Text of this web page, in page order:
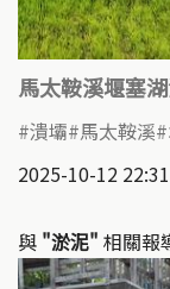
馬太鞍溪堰塞
潰壩 馬太鞍溪
2025-10-12 22:31
與 "淤泥" 相關報